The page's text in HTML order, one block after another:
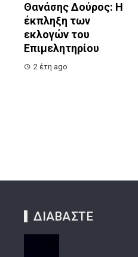
Θανάσης Δούρος: Η
έκπληξη των
εκλογών του
Επιμελητηρίου
2 έτη ago
ΔΙΑΒΑΣΤΕ